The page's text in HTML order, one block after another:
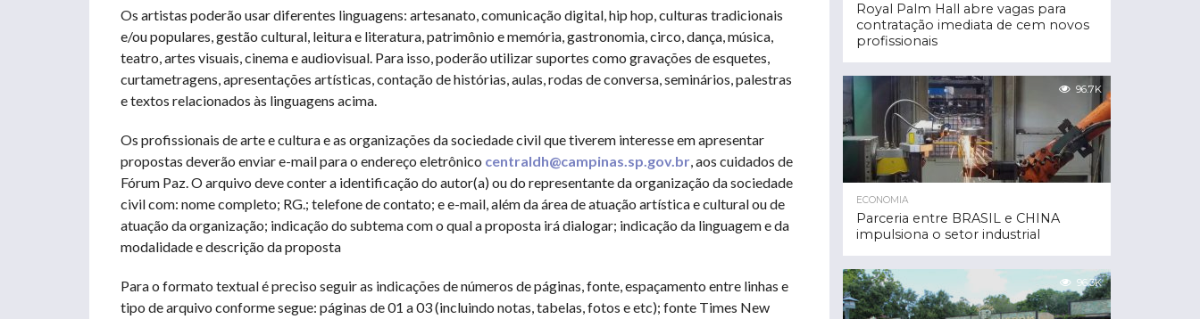
Os artistas poderão usar diferentes linguagens: artesanato, comunicação digital, hip hop, culturas tradicionais
e/ou populares, gestão cultural, leitura e literatura, patrimônio e memória, gastronomia, circo, dança, música,
teatro, artes visuais, cinema e audiovisual. Para isso, poderão utilizar suportes como gravações de esquetes,
curtametragens, apresentações artísticas, contação de histórias, aulas, rodas de conversa, seminários, palestras
e textos relacionados às linguagens acima.
Os profissionais de arte e cultura e as organizações da sociedade civil que tiverem interesse em apresentar
propostas deverão enviar e-mail para o endereço eletrônico centraldh@campinas.sp.gov.br, aos cuidados de
Fórum Paz. O arquivo deve conter a identificação do autor(a) ou do representante da organização da sociedade
civil com: nome completo; RG.; telefone de contato; e e-mail, além da área de atuação artística e cultural ou de
atuação da organização; indicação do subtema com o qual a proposta irá dialogar; indicação da linguagem e da
modalidade e descrição da proposta
Para o formato textual é preciso seguir as indicações de números de páginas, fonte, espaçamento entre linhas e
tipo de arquivo conforme segue: páginas de 01 a 03 (incluindo notas, tabelas, fotos e etc); fonte Times New
Royal Palm Hall abre vagas para
contratação imediata de cem novos
profissionais
96.7K
ECONOMIA
Parceria entre BRASIL e CHINA
impulsiona o setor industrial
96.3K